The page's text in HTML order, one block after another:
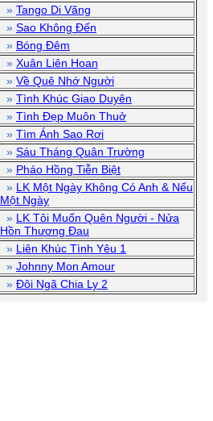
» Tango Di Vãng
» Sao Không Đến
» Bóng Đêm
» Xuân Liên Hoan
» Về Quê Nhớ Người
» Tình Khúc Giao Duyên
» Tình Đẹp Muôn Thuở
» Tìm Ánh Sao Rơi
» Sáu Tháng Quân Trường
» Pháo Hồng Tiễn Biệt
» LK Một Ngày Không Có Anh & Nếu
Một Ngày
» LK Tôi Muốn Quên Người - Nửa
Hồn Thương Đau
» Liên Khúc Tình Yêu 1
» Johnny Mon Amour
» Đôi Ngã Chia Ly 2